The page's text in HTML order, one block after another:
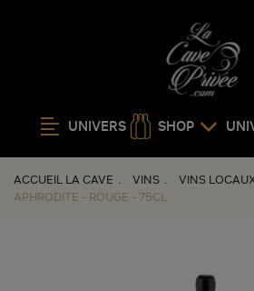
UNIVERS SHOP
ACCUEIL LA CAVE VINS
VINS
APHRODITE - ROUGE - 75CL